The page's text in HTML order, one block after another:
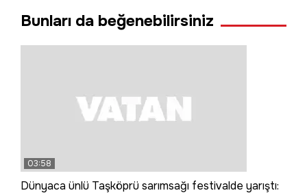
Bunları da beğenebilirsiniz
03:58
Dünyaca ünlü Taşköprü sarımsağı festivalde yarıştı: